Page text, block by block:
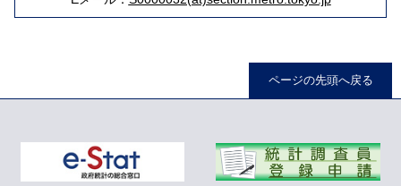
ページの先頭へ戻る